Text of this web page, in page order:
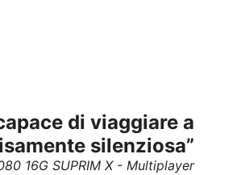
di viaggiare a
silenziosa”
16G SUPRIM X - Multiplayer